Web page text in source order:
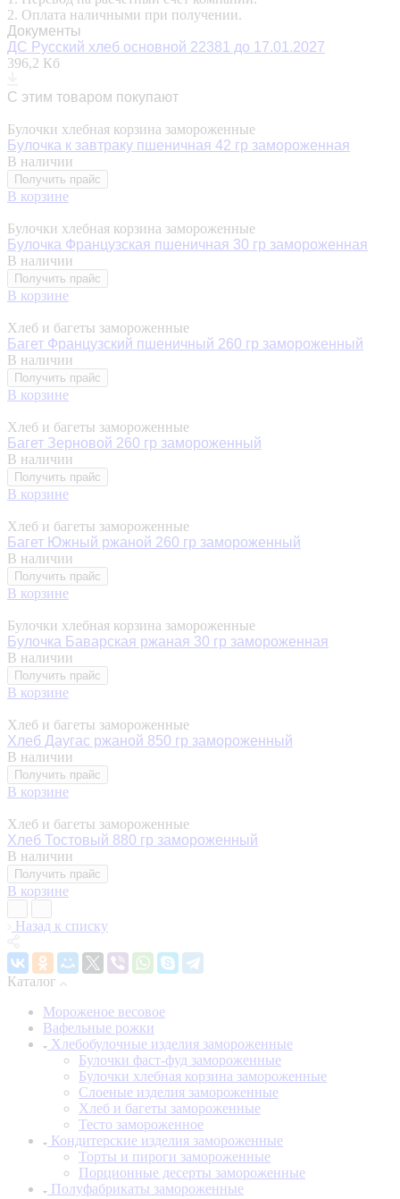
2. Оплата наличными при получении.
Документы
ДС Русский хлеб основной 22381 до 17.01.2027
396,2 Кб
С этим товаром покупают
Булочки хлебная корзина замороженные
Булочка к завтраку пшеничная 42 гр замороженная
В наличии
Получить прайс
В корзине
Булочки хлебная корзина замороженные
Булочка Французская пшеничная 30 гр замороженная
В наличии
Получить прайс
В корзине
Хлеб и багеты замороженные
Багет Французский пшеничный 260 гр замороженный
В наличии
Получить прайс
В корзине
Хлеб и багеты замороженные
Багет Зерновой 260 гр замороженный
В наличии
Получить прайс
В корзине
Хлеб и багеты замороженные
Багет Южный ржаной 260 гр замороженный
В наличии
Получить прайс
В корзине
Булочки хлебная корзина замороженные
Булочка Баварская ржаная 30 гр замороженная
В наличии
Получить прайс
В корзине
Хлеб и багеты замороженные
Хлеб Даугас ржаной 850 гр замороженный
В наличии
Получить прайс
В корзине
Хлеб и багеты замороженные
Хлеб Тостовый 880 гр замороженный
В наличии
Получить прайс
В корзине
Назад к списку
Каталог
Мороженое весовое
Вафельные рожки
Хлебобулочные изделия замороженные
Булочки фаст-фуд замороженные
Булочки хлебная корзина замороженные
Слоеные изделия замороженные
Хлеб и багеты замороженные
Тесто замороженное
Кондитерские изделия замороженные
Торты и пироги замороженные
Порционные десерты замороженные
Полуфабрикаты замороженные